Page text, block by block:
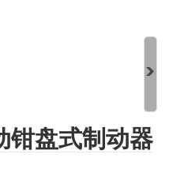
钳盘式制动器